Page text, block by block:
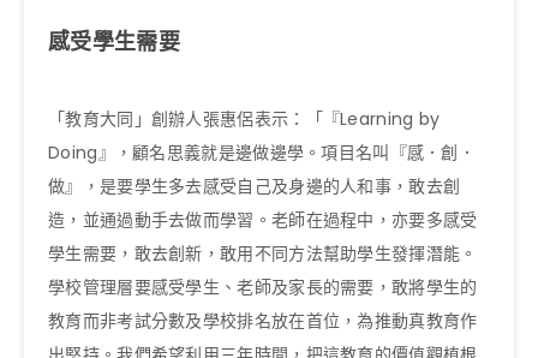
感受學生需要
「教育大同」創辦人張惠侶表示：「『Learning by
Doing』，顧名思義就是邊做邊學。項目名叫『感．創．
做』，是要學生多去感受自己及身邊的人和事，敢去創
造，並通過動手去做而學習。老師在過程中，亦要多感受
學生需要，敢去創新，敢用不同方法幫助學生發揮潛能。
學校管理層要感受學生、老師及家長的需要，敢將學生的
教育而非考試分數及學校排名放在首位，為推動真教育作